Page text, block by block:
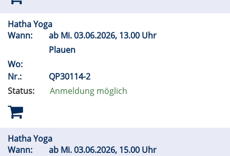
Hatha Yoga
Wann:
ab Mi.03.06.2026, 13.00 Uhr
Plauen
Wo:
Nr.:
QP30114-2
Status:
Anmeldung möglich
Hatha Yoga
Wann:
ab Mi.03.06.2026, 15.00 Uhr